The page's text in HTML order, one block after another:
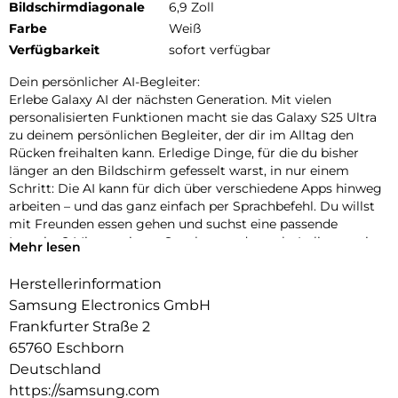
Bildschirmdiagonale
6,9 Zoll
Farbe
Weiß
Verfügbarkeit
sofort verfügbar
Dein persönlicher AI-Begleiter:
Erlebe Galaxy AI der nächsten Generation. Mit vielen
personalisierten Funktionen macht sie das Galaxy S25 Ultra
zu deinem persönlichen Begleiter, der dir im Alltag den
Rücken freihalten kann. Erledige Dinge, für die du bisher
länger an den Bildschirm gefesselt warst, in nur einem
Schritt: Die AI kann für dich über verschiedene Apps hinweg
arbeiten – und das ganz einfach per Sprachbefehl. Du willst
mit Freunden essen gehen und suchst eine passende
Location? Mit nur einem Satz kannst du nach „Italiener mit
und die Zusammenfassung direkt in euren Gruppenchat
Auch darum kann sich jetzt dein Galaxy S25 Ultra kümmern.
In Form von automatischen Now Briefs versorgt es dich mit
Tipps und Updates rund um deine Routinen. Auf deiner
täglichen Strecke zum Büro ist heute viel Verkehr? Schon
erhältst du die Mitteilung, dass du 10 Minuten früher
Mehr lesen
Herstellerinformation
Samsung Electronics GmbH
Frankfurter Straße 2
65760 Eschborn
Deutschland
https://samsung.com